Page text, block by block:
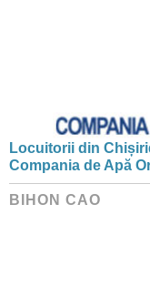
Locuitorii din
Compania de Apă
BIHON CAO